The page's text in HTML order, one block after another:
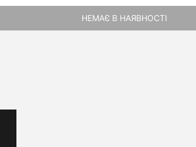
НЕМАЄ В НАЯВНОСТІ